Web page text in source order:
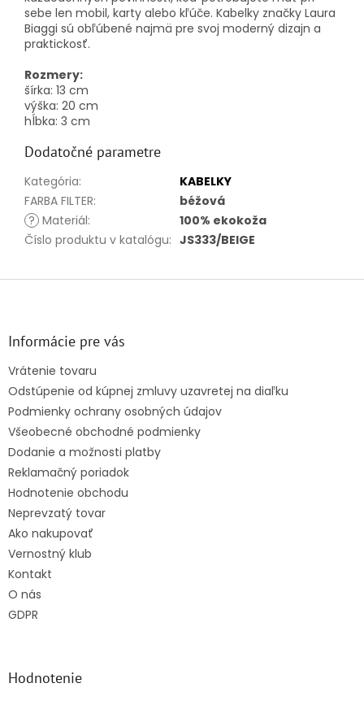
sebe len mobil, karty alebo kľúče. Kabelky značky Laura
Biaggi sú obľúbené najmä pre svoj moderný dizajn a
praktickosť.
Rozmery:
šírka: 13 cm
výška: 20 cm
hĺbka: 3 cm
Dodatočné parametre
Kategória:
KABELKY
FARBA FILTER:
béžová
? Materiál:
100% ekokoža
Číslo produktu v katalógu: JS333/BEIGE
Informácie pre vás
Vrátenie tovaru
Odstúpenie od kúpnej zmluvy uzavretej na diaľku
Podmienky ochrany osobných údajov
Všeobecné obchodné podmienky
Dodanie a možnosti platby
Reklamačný poriadok
Hodnotenie obchodu
Neprevzatý tovar
Ako nakupovať
Vernostný klub
Kontakt
O nás
GDPR
Hodnotenie